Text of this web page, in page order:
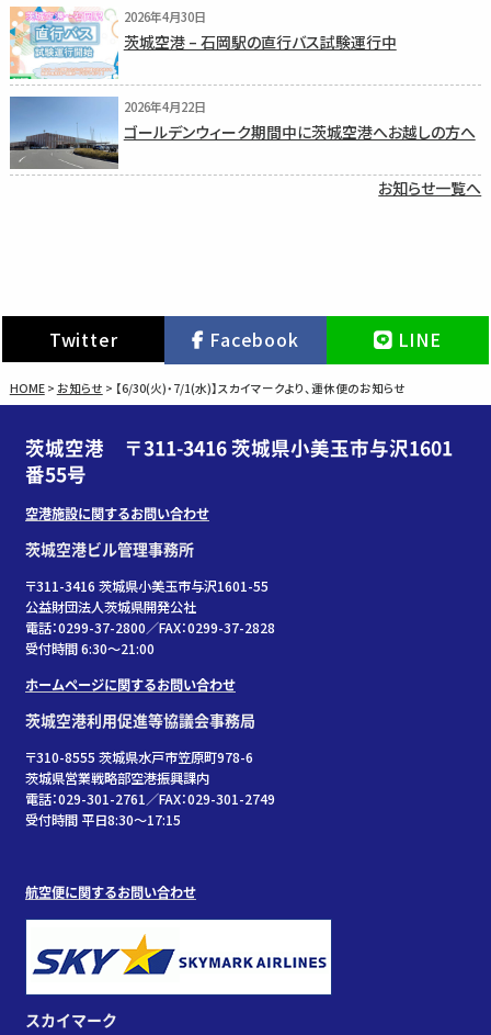
2026年4月30日
茨城空港 – 石岡駅の直行バス試験運行中
2026年4月22日
ゴールデンウィーク期間中に茨城空港へお越しの方へ
お知らせ一覧へ
Twitter Facebook LINE
HOME> お知らせ > 【6/30(火)・7/1(水)】スカイマークより、運休便のお知らせ
茨城空港 〒311-3416 茨城県小美玉市与沢1601
番55号
空港施設に関するお問い合わせ
茨城空港ビル管理事務所
〒311-3416 茨城県小美玉市与沢1601-55
公益財団法人茨城県開発公社
電話：0299-37-2800／FAX：0299-37-2828
受付時間 6:30〜21:00
ホームページに関するお問い合わせ
茨城空港利用促進等協議会事務局
〒310-8555 茨城県水戸市笠原町978-6
茨城県営業戦略部空港振興課内
電話：029-301-2761／FAX：029-301-2749
受付時間 平日8:30～17:15
航空便に関するお問い合わせ
スカイマーク